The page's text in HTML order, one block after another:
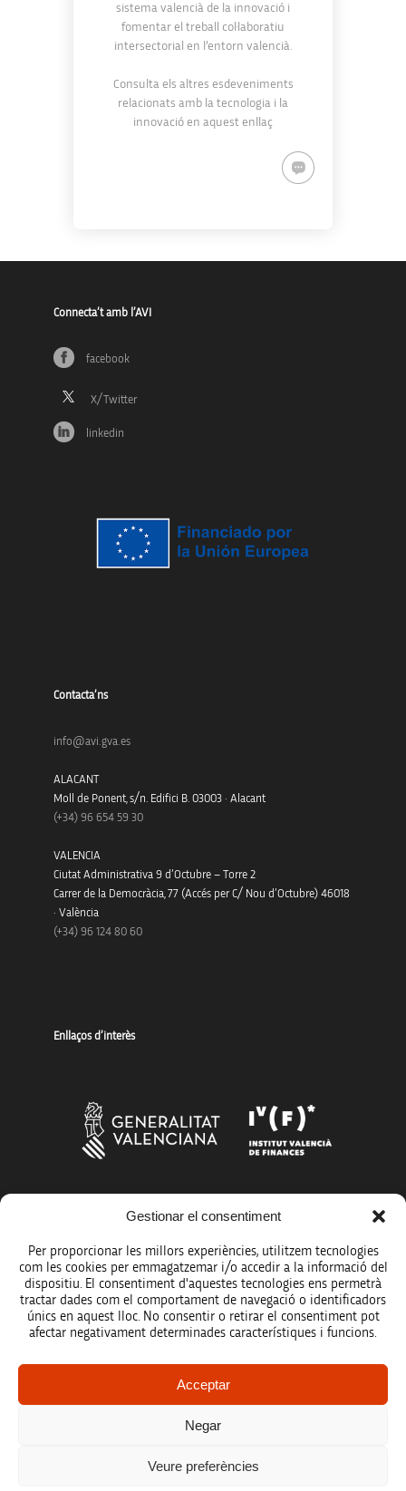
Gestionar el consentiment
Per proporcionar les millors experiències, utilitzem tecnologies
com les cookies per emmagatzemar i/o accedir a la informació del
dispositiu. El consentiment d'aquestes tecnologies ens permetrà
tractar dades com el comportament de navegació o identificadors
únics en aquest lloc. No consentir o retirar el consentiment pot
afectar negativament determinades característiques i funcions.
Acceptar
Negar
Veure preferències
sistema valencià de la innovació i
fomentar el treball col·laboratiu
intersectorial en l’entorn valencià.
Consulta els altres esdeveniments
relacionats amb la tecnologia i la
innovació en aquest enllaç
Connecta’t amb l’AVI
facebook
linkedin
Contacta’ns
info@avi.gva.es
ALACANT
Moll de Ponent, s/n. Edifici B. 03003 · Alacant
(+34) 96 654 59 30
VALENCIA
Ciutat Administrativa 9 d’Octubre – Torre 2
Carrer de la Democràcia, 77 (Accés per C/ Nou d’Octubre) 46018
· València
(+34) 96 124 80 60
Enllaços d’interès
Més organismes de suport a la innovació
Avís legal